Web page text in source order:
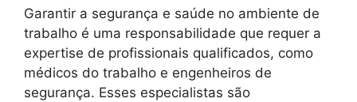
Garantir a segurança e saúde no ambiente de
trabalho é uma responsabilidade que requer a
expertise de profissionais qualificados, como
médicos do trabalho e engenheiros de
segurança. Esses especialistas são